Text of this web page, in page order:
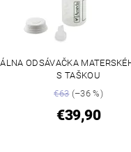
ODSÁVAČKA
S TAŠKOU
€63(–36 %)
€39,90